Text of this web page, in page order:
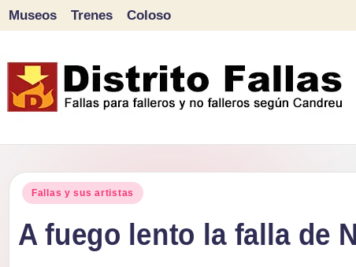
contenido
Museos Trenes Coloso
Publicado
Fallas y sus artistas
A fuego lento la falla de